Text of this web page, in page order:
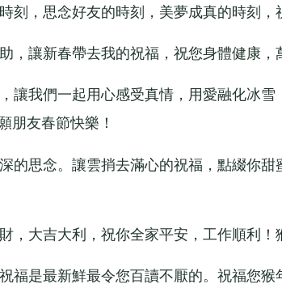
，思念好友的時刻，美夢成真的時刻，
讓新春帶去我的祝福，祝您身體健康，
我們一起用心感受真情，用愛融化冰雪
朋友春節快樂！
思念。讓雲捎去滿心的祝福，點綴你甜
大吉大利，祝你全家平安，工作順利！
是最新鮮最令您百讀不厭的。祝福您猴